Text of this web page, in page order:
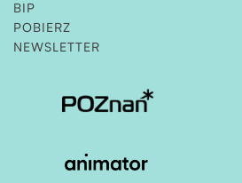
BIP
POBIERZ
NEWSLETTER
Otwiera stronę w nowej
Otwiera stronę w nowej